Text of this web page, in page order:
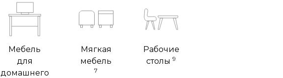
Мебель
для
домашнего
Мягкая
мебель
7
Рабочие
столы 9